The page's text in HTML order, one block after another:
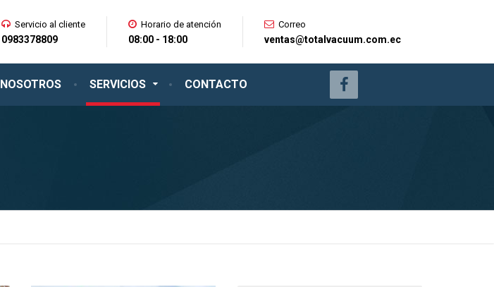
NOSOTROS SERVICIOS CONTACTO
Servicio al cliente
0983378809
Horario de atención
08:00 - 18:00
Correo
ventas@totalvacuum.com.ec